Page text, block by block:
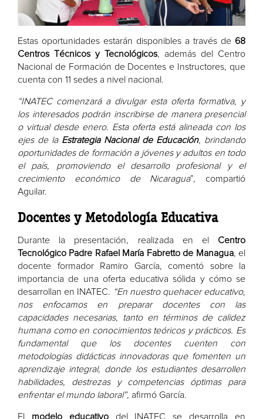
Estas oportunidades estarán disponibles a través de 68
Centros Técnicos y Tecnológicos, además del Centro
Nacional de Formación de Docentes e Instructores, que
cuenta con 11 sedes a nivel nacional.
“INATEC comenzará a divulgar esta oferta formativa, y
los interesados podrán inscribirse de manera presencial
o virtual desde enero. Esta oferta está alineada con los
ejes de la Estrategia Nacional de Educación, brindando
oportunidades de formación a jóvenes y adultos en todo
el país, promoviendo el desarrollo profesional y el
crecimiento económico de Nicaragua”, compartió
Aguilar.
Docentes y Metodología Educativa
Durante la presentación, realizada en el Centro
Tecnológico Padre Rafael María Fabretto de Managua, el
docente formador Ramiro García, comentó sobre la
importancia de una oferta educativa sólida y cómo se
desarrollan en INATEC.
“En nuestro quehacer educativo,
nos enfocamos en preparar docentes con las
capacidades necesarias, tanto en términos de calidez
humana como en conocimientos teóricos y prácticos. Es
fundamental que los docentes cuenten con
metodologías didácticas innovadoras que fomenten un
aprendizaje integral, donde los estudiantes desarrollen
habilidades, destrezas y competencias óptimas para
enfrentar el mundo laboral”, afirmó García.
El modelo educativodel INATEC se desarrolla en